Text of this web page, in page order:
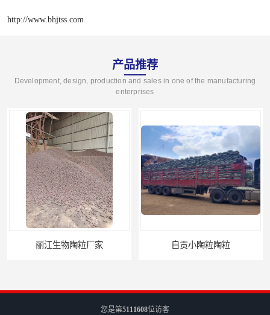
http://www.bhjtss.com
产品推荐
Development, design, production and sales in one of the manufacturing
enterprises
江生物陶粒厂家 自贡小陶粒陶粒
您是第5111608位访客